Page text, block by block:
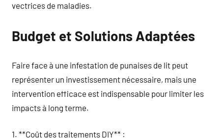
vectrices de maladies.
Budget et Solutions Adaptées
Faire face à une infestation de punaises de lit peut
représenter un investissement nécessaire, mais une
intervention efficace est indispensable pour limiter les
impacts à long terme.
1. **Coût des traitements DIY** :